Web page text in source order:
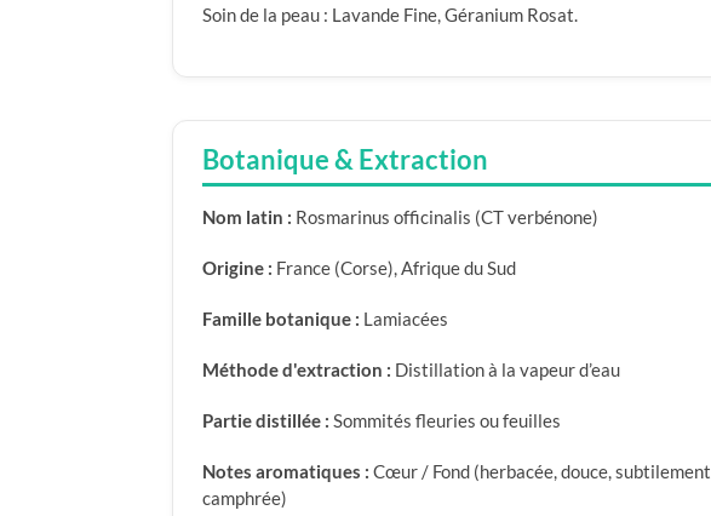
Soin de la peau : Lavande Fine, Géranium Rosat.
Botanique & Extraction
Nom latin : Rosmarinus officinalis (CT verbénone)
Origine : France (Corse), Afrique du Sud
Famille botanique : Lamiacées
Méthode d'extraction : Distillation à la vapeur d’eau
Partie distillée : Sommités fleuries ou feuilles
Notes aromatiques : Cœur / Fond (herbacée, douce, subtilement
camphrée)